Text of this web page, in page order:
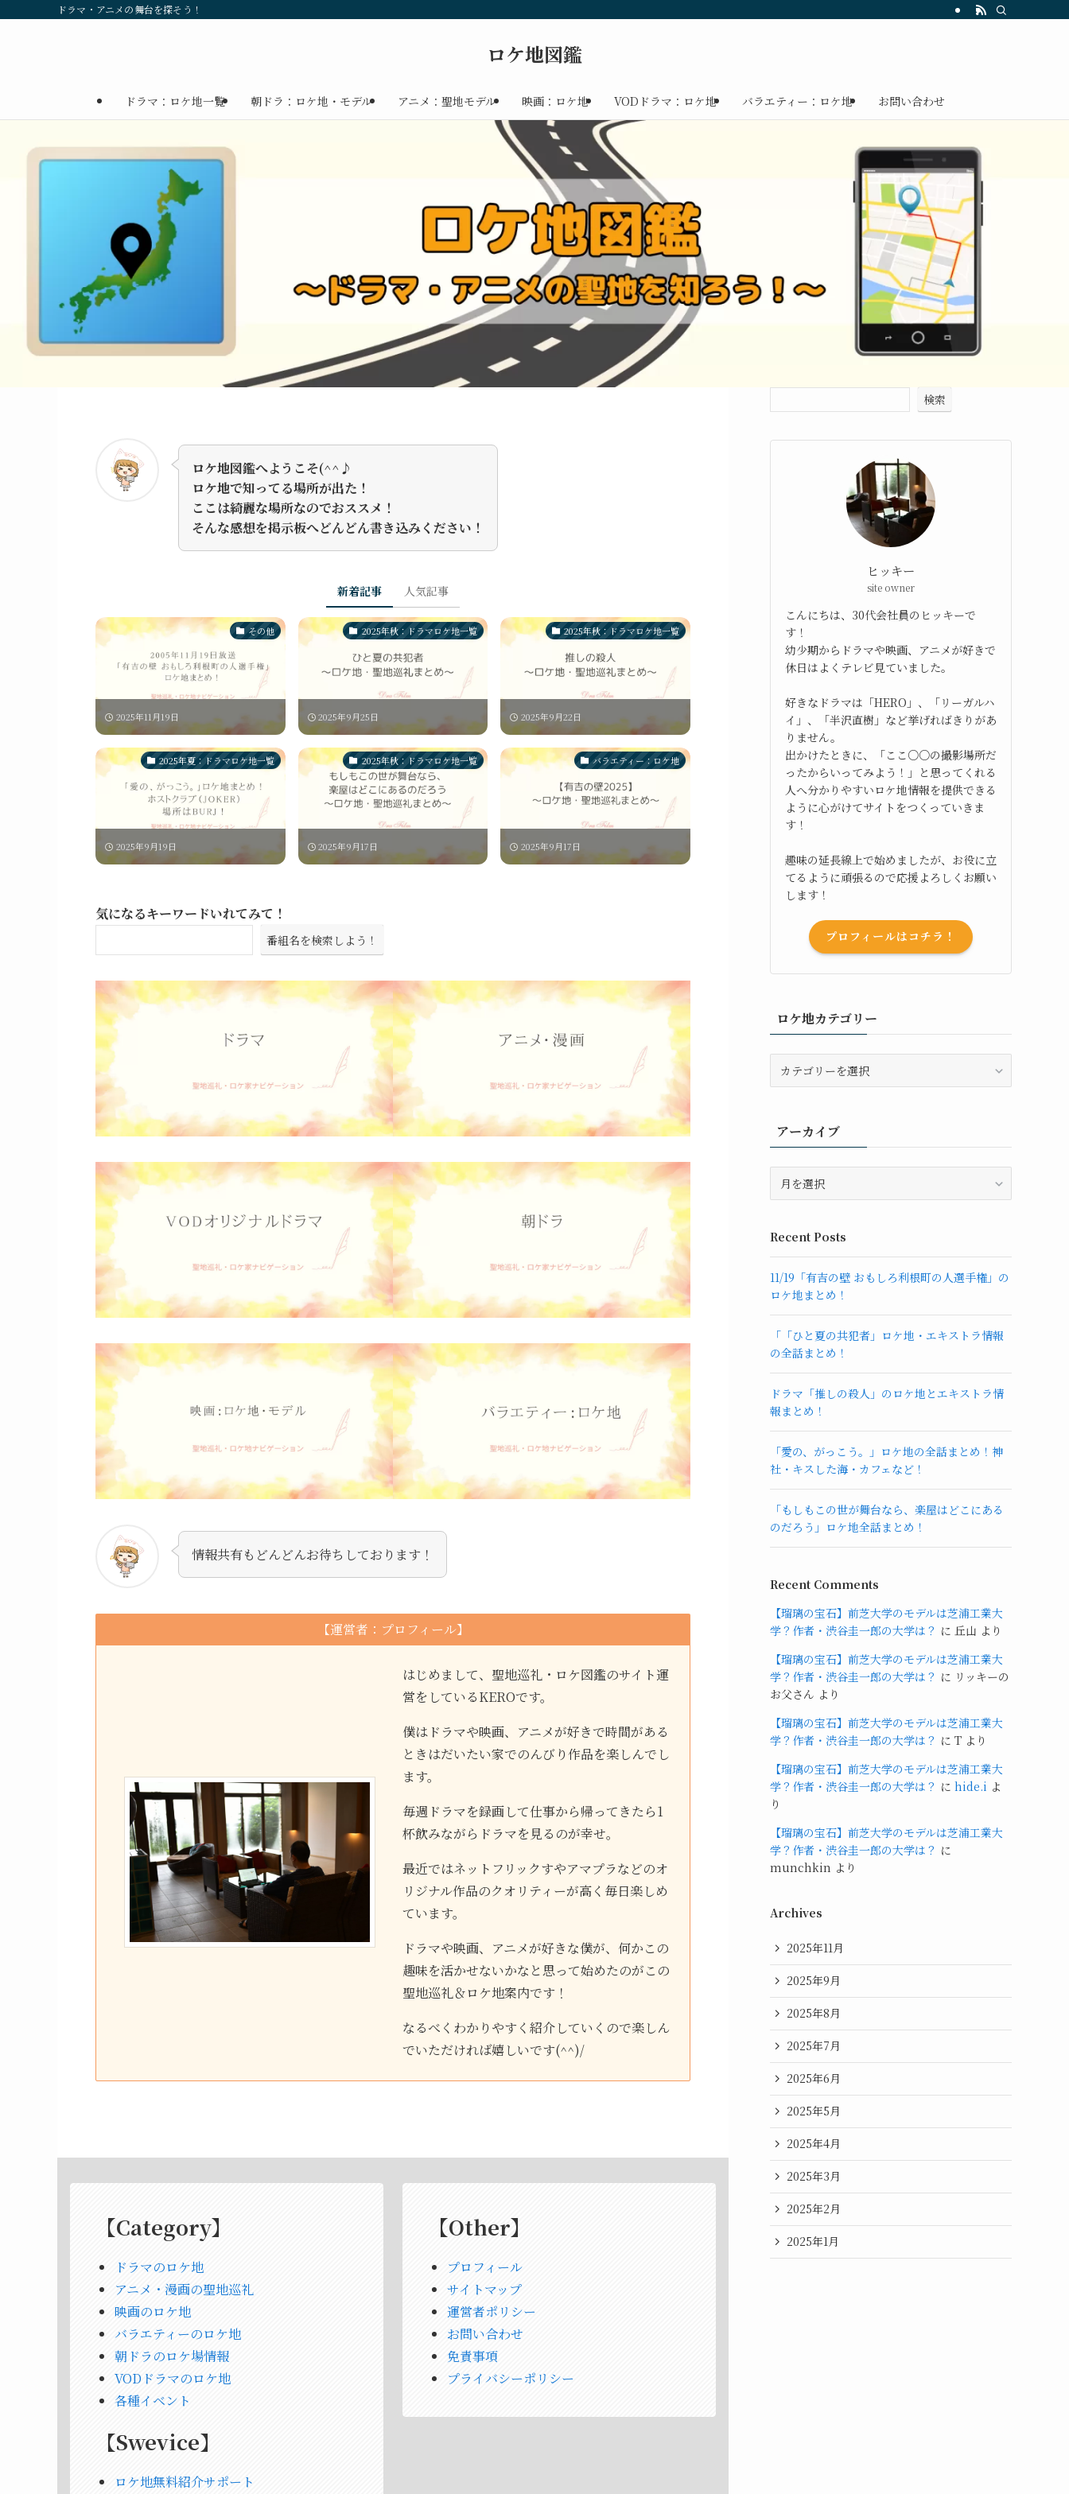
ドラマ・アニメの舞台を探そう！
ロケ地図鑑
ドラマ：ロケ地一覧 朝ドラ：ロケ地・モデル アニメ：聖地モデル 映画：ロケ地 VODドラマ：ロケ地 バラエティー：ロケ地 お問い合わせ
ロケ地図鑑へようこそ(^^♪
ロケ地で知ってる場所が出た！
ここは綺麗な場所なのでおススメ！
そんな感想を掲示板へどんどん書き込みください！
新着記事 人気記事
その他
2025年11月19日
2025年秋：ドラマロケ地一覧
2025年9月25日
2025年秋：ドラマロケ地一覧
2025年9月22日
2025年夏：ドラマロケ地一覧
2025年9月19日
2025年秋：ドラマロケ地一覧
2025年9月17日
バラエティー：ロケ地
2025年9月17日
気になるキーワードいれてみて！
番組名を検索しよう！
情報共有もどんどんお待ちしております！
【運営者：プロフィール】
はじめまして、聖地巡礼・ロケ図鑑のサイト運
営をしているKEROです。
僕はドラマや映画、アニメが好きで時間がある
ときはだいたい家でのんびり作品を楽しんでし
ます。
毎週ドラマを録画して仕事から帰ってきたら1
杯飲みながらドラマを見るのが幸せ。
最近ではネットフリックすやアマプラなどのオ
リジナル作品のクオリティーが高く毎日楽しめ
ています。
ドラマや映画、アニメが好きな僕が、何かこの
趣味を活かせないかなと思って始めたのがこの
聖地巡礼＆ロケ地案内です！
なるべくわかりやすく紹介していくので楽しん
でいただければ嬉しいです(^^)/
【Category】
ドラマのロケ地
アニメ・漫画の聖地巡礼
映画のロケ地
バラエティーのロケ地
朝ドラのロケ場情報
VODドラマのロケ地
各種イベント
【Swevice】
ロケ地無料紹介サポート
【Other】
プロフィール
サイトマップ
運営者ポリシー
お問い合わせ
免責事項
プライバシーポリシー
検索
ヒッキー
site owner
こんにちは、30代会社員のヒッキーで
す！
幼少期からドラマや映画、アニメが好きで
休日はよくテレビ見ていました。
好きなドラマは「HERO」、「リーガルハ
イ」、「半沢直樹」など挙げればきりがあ
りません。
出かけたときに、「ここ○○の撮影場所だ
ったからいってみよう！」と思ってくれる
人へ分かりやすいロケ地情報を提供できる
ように心がけてサイトをつくっていきま
す！
趣味の延長線上で始めましたが、お役に立
てるように頑張るので応援よろしくお願い
します！
プロフィールはコチラ！
ロケ地カテゴリー
テ
ゴ
リ
アーカイブ
ブ
Recent Posts
11/19「有吉の壁 おもしろ利根町の人選手権」の
ロケ地まとめ！
「「ひと夏の共犯者」ロケ地・エキストラ情報
の全話まとめ！
ドラマ「推しの殺人」のロケ地とエキストラ情
報まとめ！
「愛の、がっこう。」ロケ地の全話まとめ！神
社・キスした海・カフェなど！
「もしもこの世が舞台なら、楽屋はどこにある
のだろう」ロケ地全話まとめ！
Recent Comments
【瑠璃の宝石】前芝大学のモデルは芝浦工業大
学？作者・渋谷圭一郎の大学は？ に 丘山 より
【瑠璃の宝石】前芝大学のモデルは芝浦工業大
学？作者・渋谷圭一郎の大学は？ に リッキーの
お父さん より
【瑠璃の宝石】前芝大学のモデルは芝浦工業大
学？作者・渋谷圭一郎の大学は？ に T より
【瑠璃の宝石】前芝大学のモデルは芝浦工業大
学？作者・渋谷圭一郎の大学は？ に hide.i よ
り
【瑠璃の宝石】前芝大学のモデルは芝浦工業大
学？作者・渋谷圭一郎の大学は？ に
munchkin より
Archives
2025年11月
2025年9月
2025年8月
2025年7月
2025年6月
2025年5月
2025年4月
2025年3月
2025年2月
2025年1月